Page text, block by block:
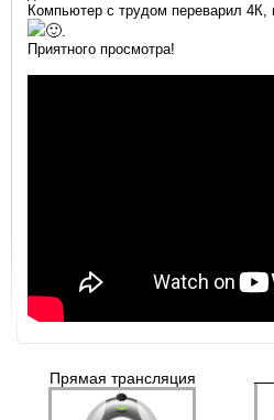
Компьютер с трудом переварил
.
Приятного просмотра!
Прямая трансляция